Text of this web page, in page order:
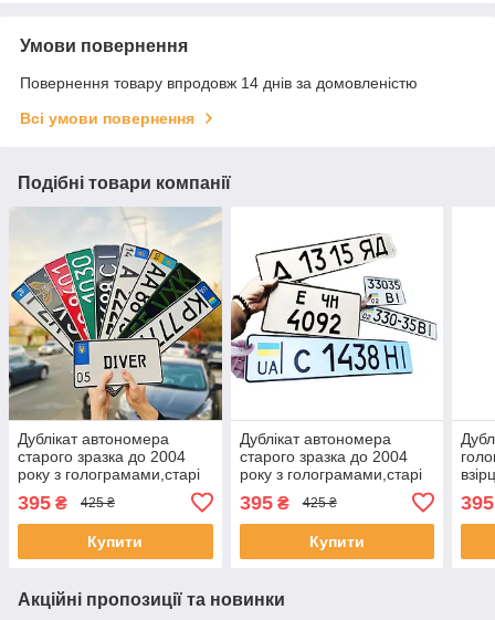
Умови повернення
Повернення товару впродовж 14 днів за домовленістю
Всі умови повернення
Подібні товари компанії
Дублікат автономера
старого зразка до 2004
року з голограмами,старі
395 ₴ 425 ₴
Купити
Дублікат автономера
старого зразка до 2004
року з голограмами,старі
395₴ 425 ₴
Купити
395
Акційні пропозиції та новинки